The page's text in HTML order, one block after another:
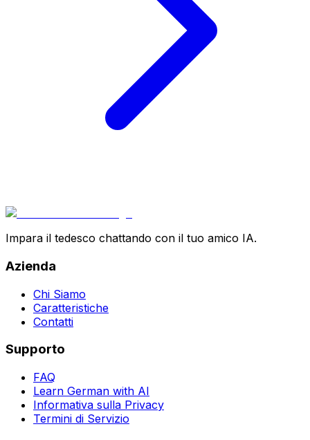
Impara il tedesco chattando con il tuo amico IA.
Azienda
Chi Siamo
Caratteristiche
Contatti
Supporto
FAQ
Learn German with AI
Informativa sulla Privacy
Termini di Servizio